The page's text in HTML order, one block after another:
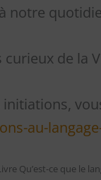
notre
de la
au-
Qu’est-ce que le